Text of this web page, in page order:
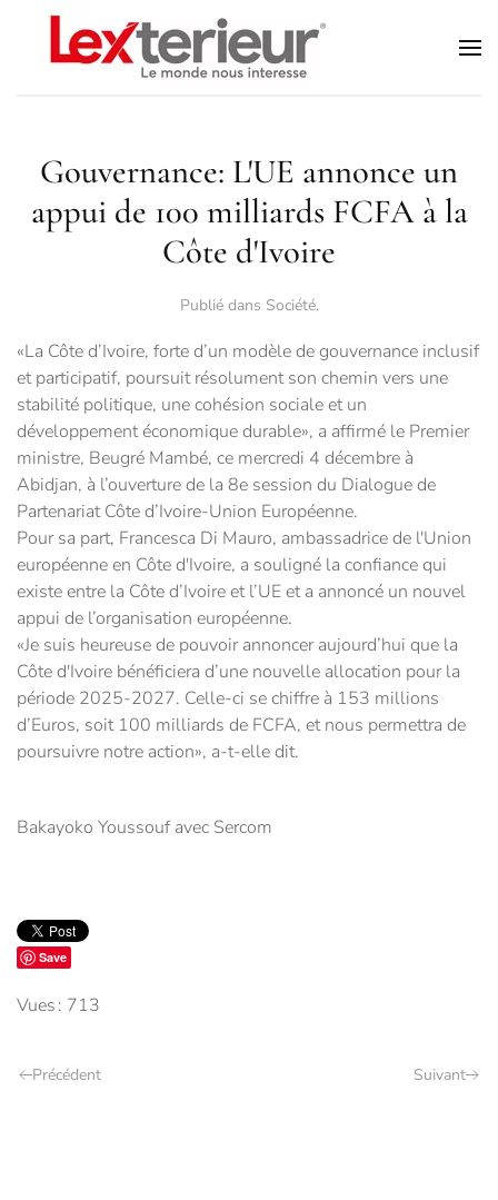
Accéder au contenu principal
Gouvernance: L'UE annonce un
appui de 100 milliards FCFA à la
Côte d'Ivoire
Publié dans Société.
«La Côte d’Ivoire, forte d’un modèle de gouvernance inclusif
et participatif, poursuit résolument son chemin vers une
stabilité politique, une cohésion sociale et un
développement économique durable», a affirmé le Premier
ministre, Beugré Mambé, ce mercredi 4 décembre à
Abidjan, à l’ouverture de la 8e session du Dialogue de
Partenariat Côte d’Ivoire-Union Européenne.
Pour sa part, Francesca Di Mauro, ambassadrice de l'Union
européenne en Côte d'Ivoire, a souligné la confiance qui
existe entre la Côte d’Ivoire et l’UE et a annoncé un nouvel
appui de l’organisation européenne.
«Je suis heureuse de pouvoir annoncer aujourd’hui que la
Côte d'Ivoire bénéficiera d’une nouvelle allocation pour la
période 2025-2027. Celle-ci se chiffre à 153 millions
d’Euros, soit 100 milliards de FCFA, et nous permettra de
poursuivre notre action», a-t-elle dit.
Bakayoko Youssouf avec Sercom
Save
Vues : 713
Précédent Suivant